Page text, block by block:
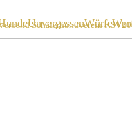
UnvergessenWürfe
Schäferhundverein